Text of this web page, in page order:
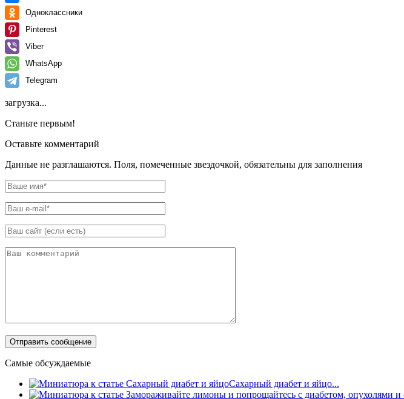
Одноклассники
Pinterest
Viber
WhatsApp
Telegram
загрузка...
Станьте первым!
Оставьте комментарий
Данные не разглашаются. Поля, помеченные звездочкой, обязательны для заполнения
Самые обсуждаемые
Сахарный диабет и яйцо...